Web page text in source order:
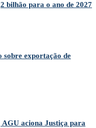
bilhão para o ano de 2027
exportação de
AGU aciona Justiça para